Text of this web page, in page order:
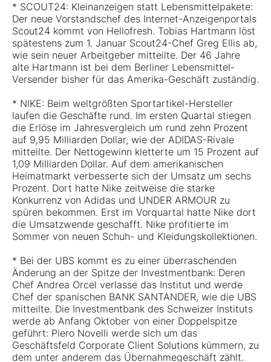
* SCOUT24: Kleinanzeigen statt Lebensmittelpakete:
Der neue Vorstandschef des Internet-Anzeigenportals
Scout24 kommt von Hellofresh. Tobias Hartmann löst
spätestens zum 1. Januar Scout24-Chef Greg Ellis ab,
wie sein neuer Arbeitgeber mitteilte. Der 46 Jahre
alte Hartmann ist bei dem Berliner Lebensmittel-
Versender bisher für das Amerika-Geschäft zuständig.
* NIKE: Beim weltgrößten Sportartikel-Hersteller
laufen die Geschäfte rund. Im ersten Quartal stiegen
die Erlöse im Jahresvergleich um rund zehn Prozent
auf 9,95 Milliarden Dollar, wie der ADIDAS-Rivale
mitteilte. Der Nettogewinn kletterte um 15 Prozent auf
1,09 Milliarden Dollar. Auf dem amerikanischen
Heimatmarkt verbesserte sich der Umsatz um sechs
Prozent. Dort hatte Nike zeitweise die starke
Konkurrenz von Adidas und UNDER ARMOUR zu
spüren bekommen. Erst im Vorquartal hatte Nike dort
die Umsatzwende geschafft. Nike profitierte im
Sommer von neuen Schuh- und Kleidungskollektionen.
* Bei der UBS kommt es zu einer überraschenden
Änderung an der Spitze der Investmentbank: Deren
Chef Andrea Orcel verlasse das Institut und werde
Chef der spanischen BANK SANTANDER, wie die UBS
mitteilte. Die Investmentbank des Schweizer Instituts
werde ab Anfang Oktober von einer Doppelspitze
geführt: Piero Novelli werde sich um das
Geschäftsfeld Corporate Client Solutions kümmern, zu
dem unter anderem das Übernahmegeschäft zählt.